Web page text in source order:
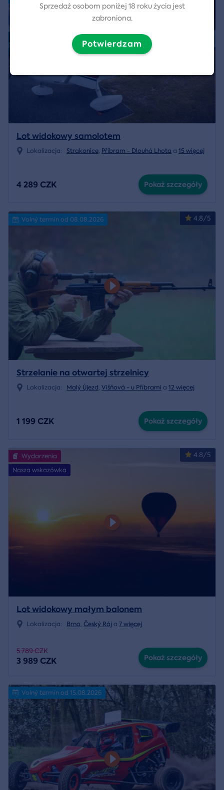
Lot widokowy samolotem
Lokalizacja: Strakonice, Příbram - Dlouhá Lhota a 15 więcej
4 289 CZK Pokaż szczegóły
4.8/5
Volný termín od 08.08.2026
Strzelanie na otwartej strzelnicy
Lokalizacja: Malý Újezd, Višňová - u Příbrami a 12 więcej
1 199 CZK Pokaż szczegóły
4.8/5
Wydarzenia
Nasza wskazówka
Lot widokowy małym balonem
Lokalizacja: Brno, Český Ráj a 7 więcej
5 789 CZK
3 989 CZK Pokaż szczegóły
Volný termín od 15.08.2026
Sprzedaż osobom poniżej 18 roku życia jest
zabroniona.
Potwierdzam